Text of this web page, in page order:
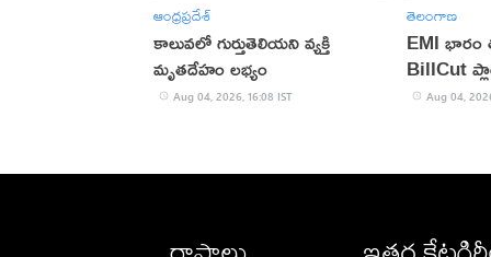
ఆంధ్రప్రదేశ్
కాలువలో గుర్తుతెలియని వ్యక్తి
మృతదేహం లభ్యం
Aug 04, 2026, 16:08 IST
తెలంగాణ
EMI భారం
BillCut
Aug 04,